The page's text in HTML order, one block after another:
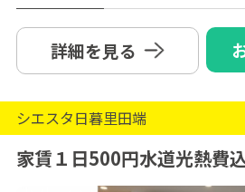
詳細を見る
シエスタ日暮里田端
家賃１日500円水道光熱費